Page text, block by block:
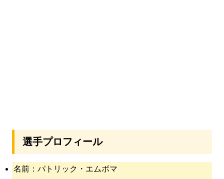
選手プロフィール
名前：パトリック・エムボマ